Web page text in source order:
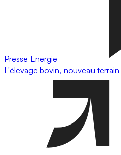
Presse Energie
L'élevage bovin, nouveau